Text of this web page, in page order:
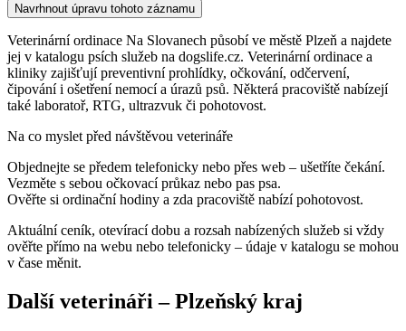
Navrhnout úpravu tohoto záznamu
Veterinární ordinace Na Slovanech působí ve městě Plzeň a najdete
jej v katalogu psích služeb na dogslife.cz. Veterinární ordinace a
kliniky zajišťují preventivní prohlídky, očkování, odčervení,
čipování i ošetření nemocí a úrazů psů. Některá pracoviště nabízejí
také laboratoř, RTG, ultrazvuk či pohotovost.
Na co myslet před návštěvou veterináře
Objednejte se předem telefonicky nebo přes web – ušetříte čekání.
Vezměte s sebou očkovací průkaz nebo pas psa.
Ověřte si ordinační hodiny a zda pracoviště nabízí pohotovost.
Aktuální ceník, otevírací dobu a rozsah nabízených služeb si vždy
ověřte přímo na webu nebo telefonicky – údaje v katalogu se mohou
v čase měnit.
Další veterináři –Plzeňský kraj